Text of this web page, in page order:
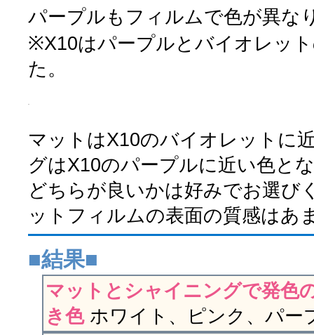
パープルもフィルムで色が異な
※X10はパープルとバイオレッ
た。
マットはX10のバイオレットに
グはX10のパープルに近い色と
どちらが良いかは好みでお選び
ットフィルムの表面の質感はあ
■結果■
マットとシャイニングで発色
き色ホワイト、ピンク、パー